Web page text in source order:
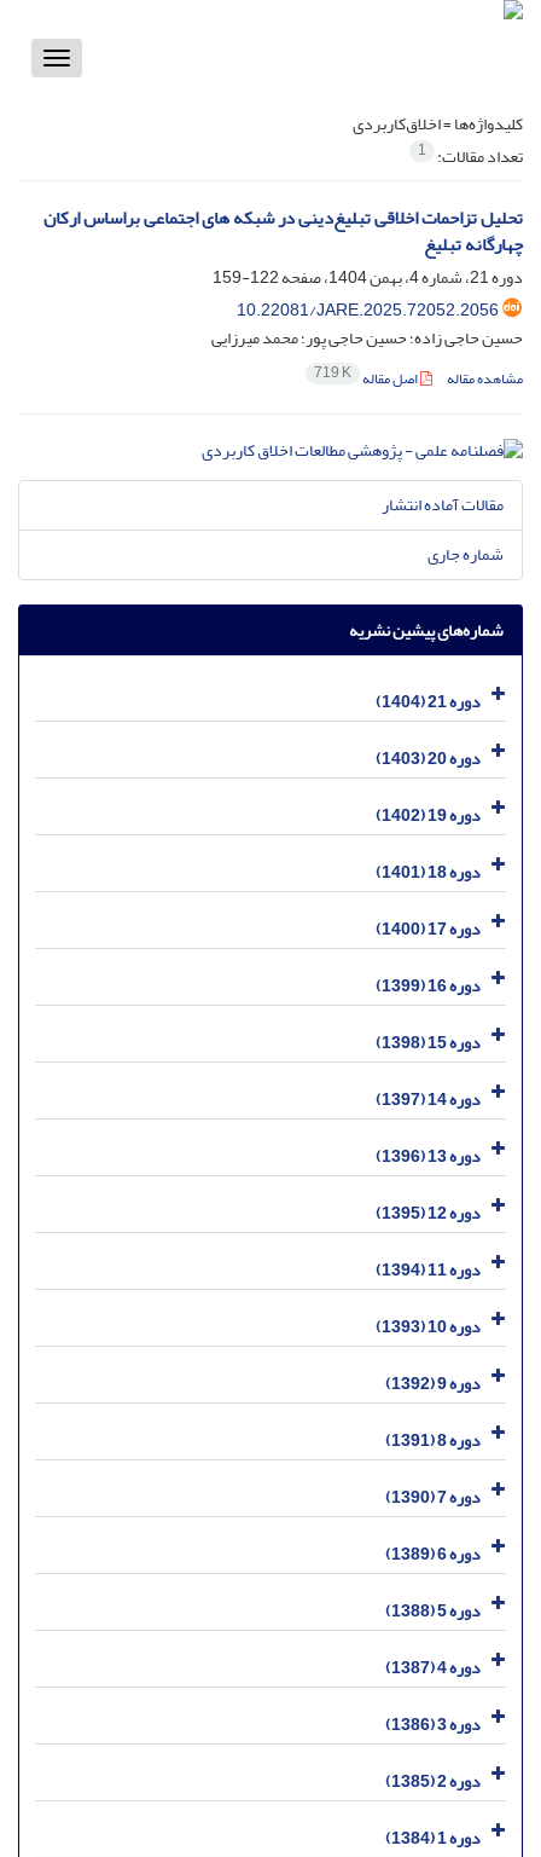
Toggle
کلیدواژه‌ها =اخلاق‌کاربردی
تعداد مقالات: 1
تحلیل تزاحمات اخلاقی تبلیغ‌دینی در شبکه های اجتماعی براساس ارکان
چهارگانه تبلیغ
دوره 21، شماره 4، بهمن 1404، صفحه
122-159
10.22081/JARE.2025.72052.2056
حسین حاجی زاده؛ حسین حاجی پور؛ محمد میرزایی
مشاهده مقاله اصل مقاله 719 K
مقالات آماده انتشار
شماره جاری
شماره‌های پیشین نشریه
دوره 21 (1404)
دوره 20 (1403)
دوره 19 (1402)
دوره 18 (1401)
دوره 17 (1400)
دوره 16 (1399)
دوره 15 (1398)
دوره 14 (1397)
دوره 13 (1396)
دوره 12 (1395)
دوره 11 (1394)
دوره 10 (1393)
دوره 9 (1392)
دوره 8 (1391)
دوره 7 (1390)
دوره 6 (1389)
دوره 5 (1388)
دوره 4 (1387)
دوره 3 (1386)
دوره 2 (1385)
دوره 1 (1384)